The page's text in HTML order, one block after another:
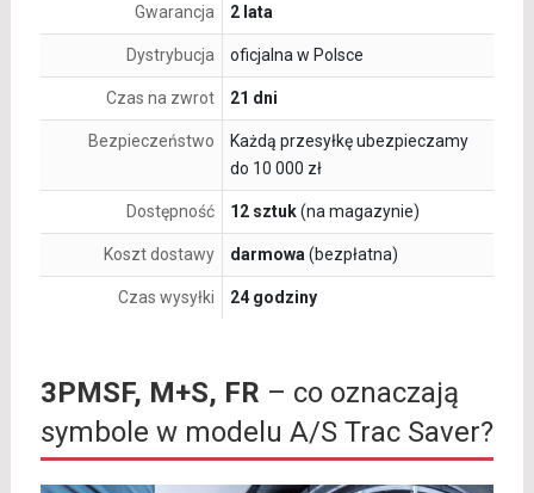
Gwarancja 2 lata
Dystrybucja oficjalna w Polsce
Czas na zwrot 21 dni
Bezpieczeństwo
Każdą przesyłkę ubezpieczamy
do 10 000 zł
Dostępność 12 sztuk(na magazynie)
Koszt dostawy darmowa (bezpłatna)
Czas wysyłki 24 godziny
3PMSF, M+S, FR – co oznaczają
symbole w modelu A/S Trac Saver?